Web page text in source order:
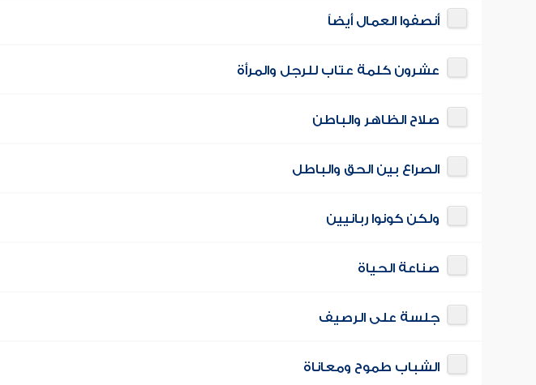
أنصفوا العمال أيضاً
عشرون كلمة عتاب للرجل والمرأة
صلاح الظاهر والباطن
الصراع بين الحق والباطل
ولكن كونوا ربانيين
صناعة الحياة
جلسة على الرصيف
الشباب طموح ومعاناة